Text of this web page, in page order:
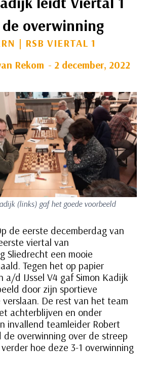
overwinning
| RSB VIERTAL 1
Rekom 2 december, 2022
(links) gaf het goede voorbeeld
de eerste decemberdag van
viertal van
Sliedrecht een mooie
Tegen het op papier
a/d IJssel V4 gaf Simon Kadijk
door zijn sportieve
De rest van het team
achterblijven en onder
invallend teamleider Robert
de overwinning over de streep
hoe deze 3-1 overwinning